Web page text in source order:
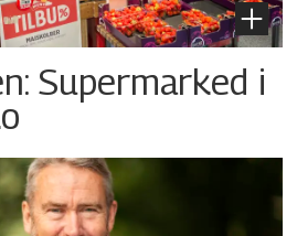
Supermarked i